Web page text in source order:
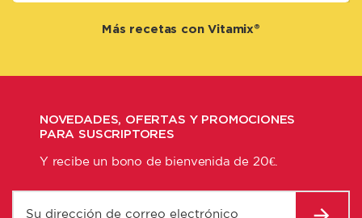
Más recetas con Vitamix®
NOVEDADES, OFERTAS Y PROMOCIONES
PARA SUSCRIPTORES
Y recibe un bono de bienvenida de 20€.